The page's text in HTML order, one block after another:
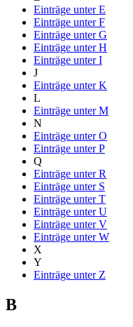
Einträge unterE
Einträge unterF
Einträge unterG
Einträge unterH
Einträge unterI
J
Einträge unterK
L
Einträge unterM
N
Einträge unterO
Einträge unterP
Q
Einträge unterR
Einträge unterS
Einträge unterT
Einträge unterU
Einträge unterV
Einträge unterW
X
Y
Einträge unterZ
B